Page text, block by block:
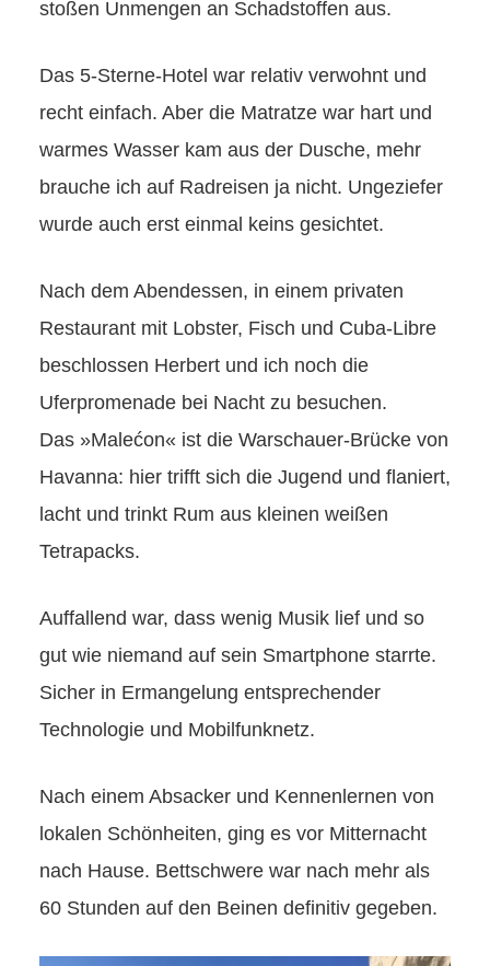
stoßen Unmengen an Schadstoffen aus.
Das 5-Sterne-Hotel war relativ verwohnt und
recht einfach. Aber die Matratze war hart und
warmes Wasser kam aus der Dusche, mehr
brauche ich auf Radreisen ja nicht. Ungeziefer
wurde auch erst einmal keins gesichtet.
Nach dem Abendessen, in einem privaten
Restaurant mit Lobster, Fisch und Cuba-Libre
beschlossen Herbert und ich noch die
Uferpromenade bei Nacht zu besuchen.
Das »Malećon« ist die Warschauer-Brücke von
Havanna: hier trifft sich die Jugend und flaniert,
lacht und trinkt Rum aus kleinen weißen
Tetrapacks.
Auffallend war, dass wenig Musik lief und so
gut wie niemand auf sein Smartphone starrte.
Sicher in Ermangelung entsprechender
Technologie und Mobilfunknetz.
Nach einem Absacker und Kennenlernen von
lokalen Schönheiten, ging es vor Mitternacht
nach Hause. Bettschwere war nach mehr als
60 Stunden auf den Beinen definitiv gegeben.